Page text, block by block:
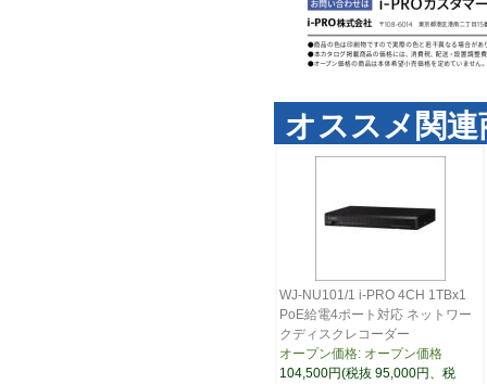
オススメ関
WJ-NU101/1 i-PRO 4CH 1TBx1
PoE給電4ポート対応 ネットワー
クディスクレコーダー
オープン価格: オープン価格
104,500円(税抜 95,000円、税